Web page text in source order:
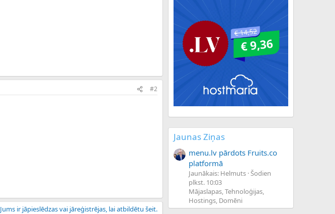
#2
Jums ir jāpieslēdzas vai jāreģistrējas, lai atbildētu šeit.
Jaunas Ziņas
menu.lv pārdots Fruits.co
platformā
Jaunākais: Helmuts Šodien
plkst. 10:03
Mājaslapas, Tehnoloģijas,
Hostings, Domēni